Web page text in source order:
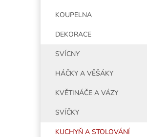
KOUPELNA
DEKORACE
SVÍCNY
HÁČKY A VĚŠÁKY
KVĚTINÁČE A VÁZY
SVÍČKY
KUCHYŇ A STOLOVÁNÍ